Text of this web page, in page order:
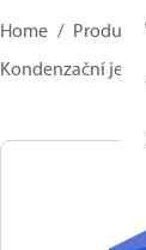
Home Produkty
Kondenzační